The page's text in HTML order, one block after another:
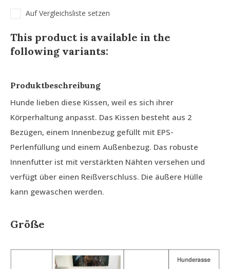
Auf Vergleichsliste setzen
This product is available in the
following variants:
Produktbeschreibung
Hunde lieben diese Kissen, weil es sich ihrer
Körperhaltung anpasst. Das Kissen besteht aus 2
Bezügen, einem Innenbezug gefüllt mit EPS-
Perlenfüllung und einem Außenbezug. Das robuste
Innenfutter ist mit verstärkten Nähten versehen und
verfügt über einen Reißverschluss. Die äußere Hülle
kann gewaschen werden.
Größe